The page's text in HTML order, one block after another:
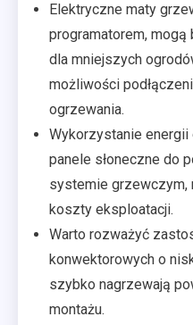
Elektryczne maty
programatorem,
dla mniejszych
możliwości
ogrzewania.
Wykorzystanie energii
panele słoneczne do
systemie grzewczym,
koszty eksploatacji.
Warto rozważyć
konwektorowych o
szybko nagrzewają
montażu.